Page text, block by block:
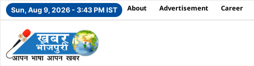
Sun, Aug 9, 2026 - 3:43 PM IST About Advertisement Career